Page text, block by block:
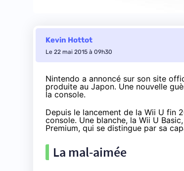
Kevin Hottot
Le 22 mai 2015 à 09h30
Nintendo a annoncé sur son site
produite au Japon. Une nouvelle
la console.
Depuis le lancement de la Wii U fin
console. Une blanche, la Wii U
Premium, qui se distingue par sa
La mal-aimée